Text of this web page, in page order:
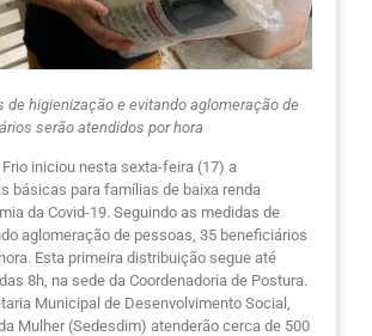
de higienização e evitando aglomeração de
serão atendidos por hora
iniciou nesta sexta-feira (17) a
básicas para famílias de baixa renda
da Covid-19. Seguindo as medidas de
aglomeração de pessoas, 35 beneficiários
Esta primeira distribuição segue até
8h, na sede da Coordenadoria de Postura.
Municipal de Desenvolvimento Social,
Mulher (Sedesdim) atenderão cerca de 500